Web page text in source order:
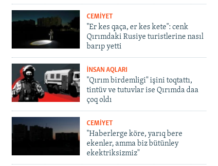
CEMİYET
"Er kes qaça, er kes kete": cenk
Qırımdaki Rusiye turistlerine nasıl
barıp yetti
İNSAN AQLARI
"Qırım birdemligi" işini toqtattı,
tintüv ve tutuvlar ise Qırımda daa
çoq oldı
CEMİYET
"Haberlerge köre, yarıq bere
ekenler, amma biz bütünley
ekektriksizmiz"